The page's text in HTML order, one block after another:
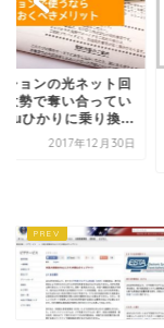
ションの光ネット回
大勢で奪い合ってい
auひかりに乗り換...
2017年12月30日